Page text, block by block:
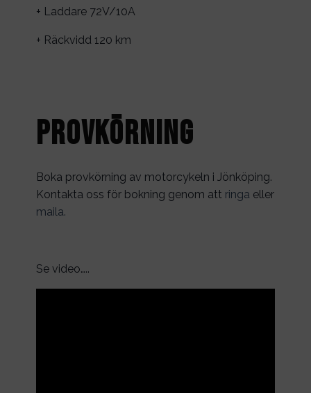
+ Laddare 72V/10A
+ Räckvidd 120 km
Provkörning
Boka provkörning av motorcykeln i Jönköping.
Kontakta oss för bokning genom att ringa eller
maila.
Se video…..